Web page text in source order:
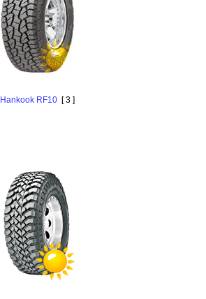
Hankоok RF10[ 3 ]